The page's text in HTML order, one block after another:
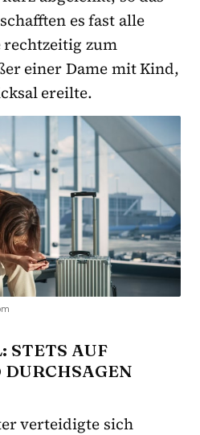
es fast alle
rechtzeitig zum
einer Dame mit Kind,
ereilte.
STETS AUF
verteidigte sich